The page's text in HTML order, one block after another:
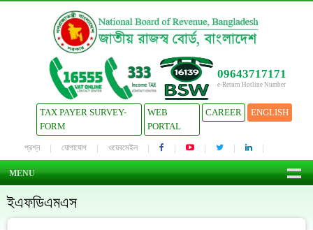
09643717171
e-Return Hotline Number
TAX PAYER SURVEY-
FORM
WEB
PORTAL
CAREER ENGLISH
প্রশ্ন যোগাযোগ ওয়েবমেইল
MENU
ইএফডিএমএস